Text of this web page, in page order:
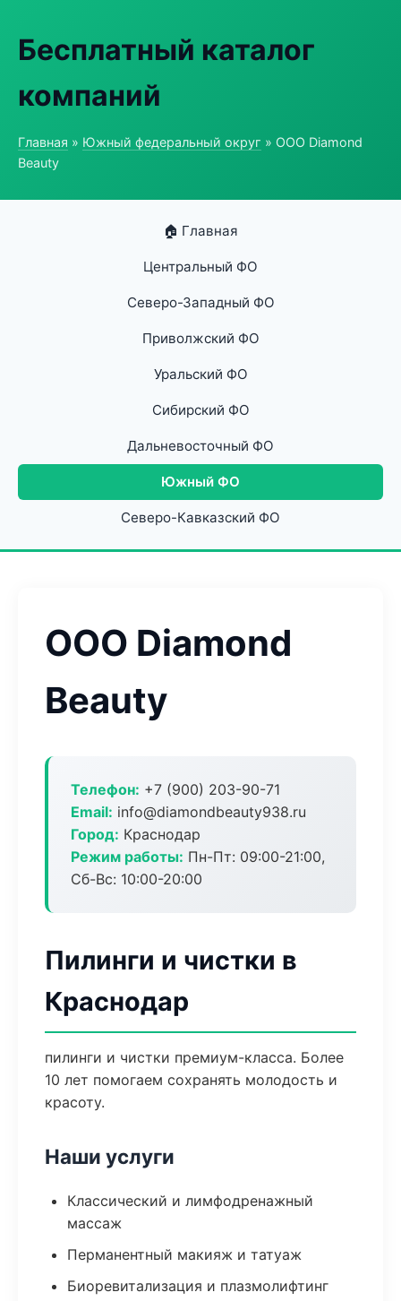
Бесплатный каталог
компаний
Главная » Южный федеральный округ » ООО Diamond
Beauty
🏠 Главная
Центральный ФО
Северо-Западный ФО
Приволжский ФО
Уральский ФО
Сибирский ФО
Дальневосточный ФО
Южный ФО
Северо-Кавказский ФО
ООО Diamond
Beauty
Телефон: +7 (900) 203-90-71
Email: info@diamondbeauty938.ru
Город: Краснодар
Режим работы: Пн-Пт: 09:00-21:00,
Сб-Вс: 10:00-20:00
Пилинги и чистки в
Краснодар
пилинги и чистки премиум-класса. Более
10 лет помогаем сохранять молодость и
красоту.
Наши услуги
Классический и лимфодренажный
массаж
Перманентный макияж и татуаж
Биоревитализация и плазмолифтинг